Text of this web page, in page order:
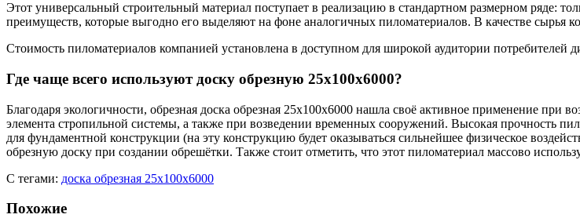
Этот универсальный строительный материал поступает в реализацию в стандартном размерном
преимуществ, которые выгодно его выделяют на фоне аналогичных пиломатериалов. В качестве сырья
Стоимость пиломатериалов компанией установлена в доступном для широкой аудитории потребителей
Где чаще всего используют доску обрезную 25х100х6000?
Благодаря экологичности, обрезная доска обрезная 25х100х6000 нашла своё активное применение при
элемента стропильной системы, а также при возведении временных сооружений. Высокая прочность
для фундаментной конструкции (на эту конструкцию будет оказываться сильнейшее физическое
обрезную доску при создании обрешётки. Также стоит отметить, что этот пиломатериал массово
С тегами: доска обрезная 25х100х6000
Похожие